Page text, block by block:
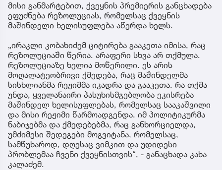
მისი განმარტებით, ქვეყნის პრემიერის განცხადება
ეფუძნება რეზოლუციას, რომელსაც ქვეყნის
მაშინდელი ხელისუფლება აწერდა ხელს.
„ირაკლი კობახიძემ ციტირება გააკეთა იმისა, რაც
რეზოლუციაში წერია. არაფერი სხვა არ თქმულა.
რეზოლუციაზე ხელია მოწერილი. ეს არის
მოღალატეობრივი ქმედება, რაც მაშინდელმა
სისხლიანმა რეჟიმმა იკადრა და გააკეთა. რა თქმა
უნდა, ყველანაირი პასუხისმგებლობა ეკისრება
მაშინდელ ხელისუფლებას, რომელსაც სააკაშვილი
და მისი რეჟიმი წარმოადგენდა. იმ პოლიტიკურმა
ნაბიჯებმა და ქმედებებმა, რაც განხორციელდა,
უმძიმესი შედეგები მოგვიტანა, რომელსაც,
სამწუხაროდ, დღესაც ვიმკით და უდიდესი
პრობლემაა ჩვენი ქვეყნისთვის“, - განაცხადა კახა
კალაძემ.